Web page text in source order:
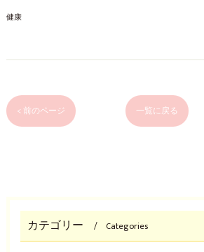
健康
< 前のページ 一覧に戻る
カテゴリー Categories